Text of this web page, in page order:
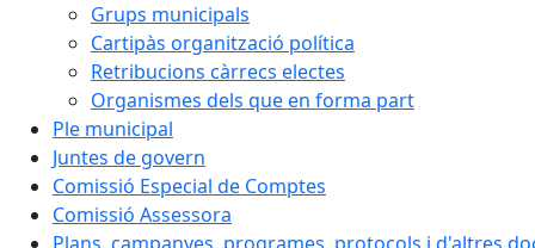
Grups municipals
Cartipàs organització política
Retribucions càrrecs electes
Organismes dels que en forma part
Ple municipal
Juntes de govern
Comissió Especial de Comptes
Comissió Assessora